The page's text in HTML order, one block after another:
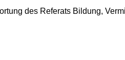
des Referats Bildung,